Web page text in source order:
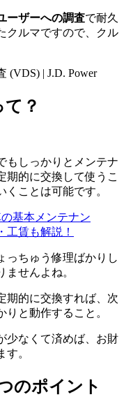
ーザーへの調査で耐久
クルマですので、クル
(VDS) | J.D. Power
？
もしっかりとメンテナ
期的に交換して使うこ
ことは可能です。
基本メンテナン
工賃も解説！
っちゅう修理ばかりし
せんよね。
期的に交換すれば、次
と動作すること。
少なくて済めば、お財
。
のポイント